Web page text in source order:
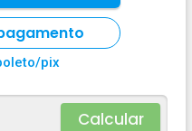
pix
Calcular